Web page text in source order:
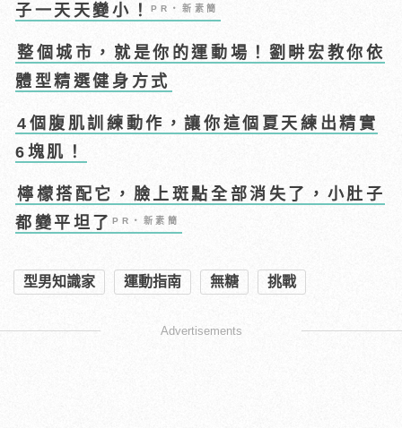
子一天天變小！PR・新素簡
整個城市，就是你的運動場！劉畊宏教你依
體型精選健身方式
4個腹肌訓練動作，讓你這個夏天練出精實
6塊肌！
檸檬搭配它，臉上斑點全部消失了，小肚子
都變平坦了 PR・新素簡
型男知識家 運動指南 無糖 挑戰
Advertisements